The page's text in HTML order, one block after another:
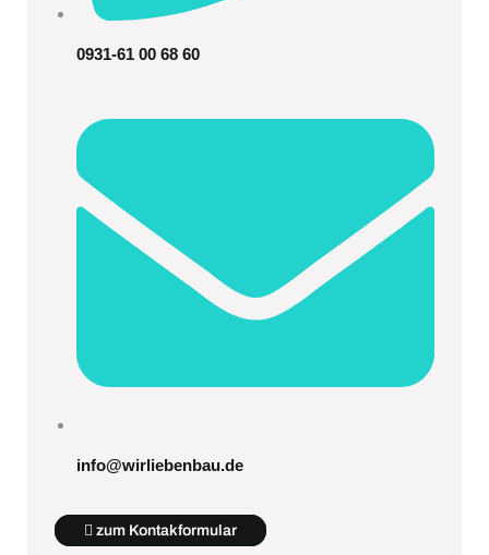
0931-61 00 68 60
info@wirliebenbau.de
zum Kontakformular